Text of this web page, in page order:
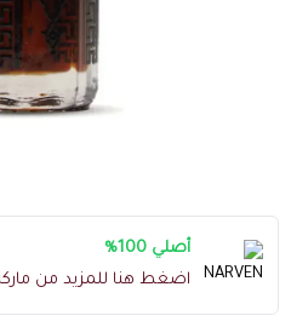
أصلي 100%
اضغط هنا للمزيد من